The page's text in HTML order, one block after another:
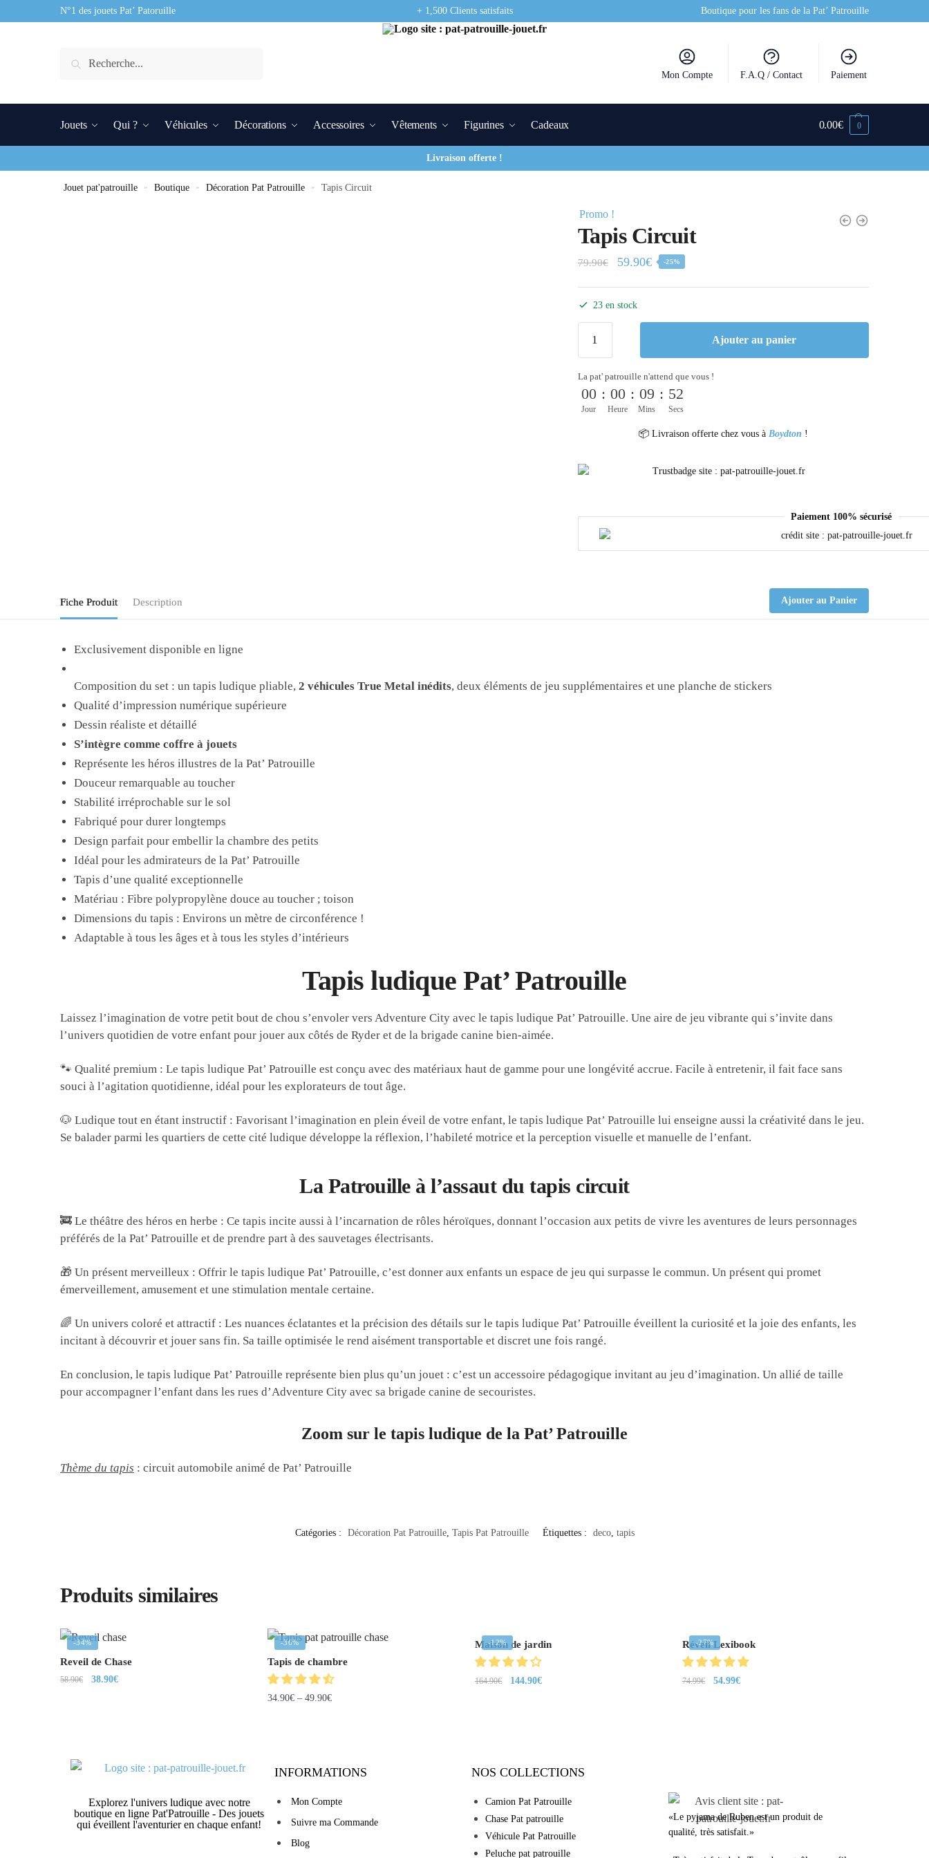
N°1 des jouets Pat’ Patoruille + 1,500 Clients satisfaits Boutique pour les fans de la Pat’ Patrouille
Recherche
Mon Compte F.A.Q / Contact Paiement
Jouets Qui ? Véhicules Décorations Accessoires Vêtements Figurines Cadeaux 0.00€ 0
Livraison offerte !
Jouet pat'patrouille » Boutique » Décoration Pat Patrouille » Tapis Circuit
Promo !
Tapis Circuit
79.90€ 59.90€ -25%
23 en stock
Ajouter au panier
La pat' patrouille n'attend que vous !
00
Jour
: 00
Heure
: 09
Mins
: 52
Secs
📦 Livraison offerte chez vous à Boydton !
Paiement 100% sécurisé
Fiche Produit Description Ajouter au Panier
Exclusivement disponible en ligne
Composition du set : un tapis ludique pliable,2 véhicules True Metal inédits, deux éléments de jeu supplémentaires et une planche de stickers
Qualité d’impression numérique supérieure
Dessin réaliste et détaillé
S’intègre comme coffre à jouets
Représente les héros illustres de la Pat’ Patrouille
Douceur remarquable au toucher
Stabilité irréprochable sur le sol
Fabriqué pour durer longtemps
Design parfait pour embellir la chambre des petits
Idéal pour les admirateurs de la Pat’ Patrouille
Tapis d’une qualité exceptionnelle
Matériau : Fibre polypropylène douce au toucher ; toison
Dimensions du tapis : Environs un mètre de circonférence !
Adaptable à tous les âges et à tous les styles d’intérieurs
Tapis ludique Pat’ Patrouille
Laissez l’imagination de votre petit bout de chou s’envoler vers Adventure City avec le tapis ludique Pat’ Patrouille. Une aire de jeu vibrante qui s’invite dans
l’univers quotidien de votre enfant pour jouer aux côtés de Ryder et de la brigade canine bien-aimée.
🐾 Qualité premium : Le tapis ludique Pat’ Patrouille est conçu avec des matériaux haut de gamme pour une longévité accrue. Facile à entretenir, il fait face sans
souci à l’agitation quotidienne, idéal pour les explorateurs de tout âge.
🐶 Ludique tout en étant instructif : Favorisant l’imagination en plein éveil de votre enfant, le tapis ludique Pat’ Patrouille lui enseigne aussi la créativité dans le jeu.
Se balader parmi les quartiers de cette cité ludique développe la réflexion, l’habileté motrice et la perception visuelle et manuelle de l’enfant.
La Patrouille à l’assaut du tapis circuit
🚒 Le théâtre des héros en herbe : Ce tapis incite aussi à l’incarnation de rôles héroïques, donnant l’occasion aux petits de vivre les aventures de leurs personnages
préférés de la Pat’ Patrouille et de prendre part à des sauvetages électrisants.
🎁 Un présent merveilleux : Offrir le tapis ludique Pat’ Patrouille, c’est donner aux enfants un espace de jeu qui surpasse le commun. Un présent qui promet
émerveillement, amusement et une stimulation mentale certaine.
🌈 Un univers coloré et attractif : Les nuances éclatantes et la précision des détails sur le tapis ludique Pat’ Patrouille éveillent la curiosité et la joie des enfants, les
incitant à découvrir et jouer sans fin. Sa taille optimisée le rend aisément transportable et discret une fois rangé.
En conclusion, le tapis ludique Pat’ Patrouille représente bien plus qu’un jouet : c’est un accessoire pédagogique invitant au jeu d’imagination. Un allié de taille
pour accompagner l’enfant dans les rues d’Adventure City avec sa brigade canine de secouristes.
Zoom sur le tapis ludique de la Pat’ Patrouille
Thème du tapis : circuit automobile animé de Pat’ Patrouille
Catégories : Décoration Pat Patrouille, Tapis Pat Patrouille Étiquettes : deco, tapis
Produits similaires
-34%
Reveil de Chase
58.90€ 38.90€
-36%
Tapis de chambre
34.90€ – 49.90€
-12%
Maison de jardin
164.90€ 144.90€
-27%
Réveil Lexibook
74.99€ 54.99€
Explorez l'univers ludique avec notre
boutique en ligne Pat'Patrouille - Des jouets
qui éveillent l'aventurier en chaque enfant!
INFORMATIONS
Mon Compte
Suivre ma Commande
Blog
NOS COLLECTIONS
Camion Pat Patrouille
Chase Pat patrouille
Véhicule Pat Patrouille
Peluche pat patrouille
«Le pyjama de Ruben est un produit de
qualité, très satisfait.»